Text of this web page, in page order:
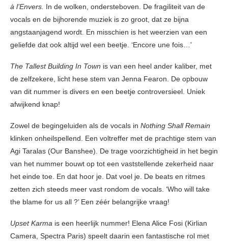
à l’Envers. In de wolken, ondersteboven. De fragiliteit van de
vocals en de bijhorende muziek is zo groot, dat ze bijna
angstaanjagend wordt. En misschien is het weerzien van een
geliefde dat ook altijd wel een beetje. ‘Encore une fois…’
The Tallest Building In Town is van een heel ander kaliber, met
de zelfzekere, licht hese stem van Jenna Fearon. De opbouw
van dit nummer is divers en een beetje controversieel. Uniek
afwijkend knap!
Zowel de begingeluiden als de vocals in Nothing Shall Remain
klinken onheilspellend. Een voltreffer met de prachtige stem van
Agi Taralas (Our Banshee). De trage voorzichtigheid in het begin
van het nummer bouwt op tot een vaststellende zekerheid naar
het einde toe. En dat hoor je. Dat voel je. De beats en ritmes
zetten zich steeds meer vast rondom de vocals. ‘Who will take
the blame for us all ?’ Een zéér belangrijke vraag!
Upset Karma is een heerlijk nummer! Elena Alice Fosi (Kirlian
Camera, Spectra Paris) speelt daarin een fantastische rol met